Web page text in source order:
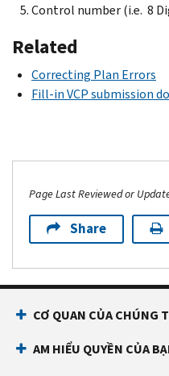
Control number (i.e. 8
Related
Correcting Plan Errors
Fill-in VCP submission
Page Last Reviewed or
Share
CƠ QUAN CỦA CHÚNG
AM HIỂU QUYỀN CỦA